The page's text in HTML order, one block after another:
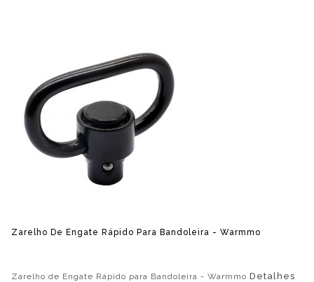
Zarelho De Engate Rápido Para Bandoleira - Warmmo
Zarelho de Engate Rápido para Bandoleira - Warmmo Detalhes